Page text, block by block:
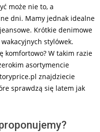
może nie to, a
dni. Mamy jednak idealne
Krótkie denimowe
stylówek.
komfortowo? W takim razie
asortymencie
znajdziecie
sprawdzą się latem jak